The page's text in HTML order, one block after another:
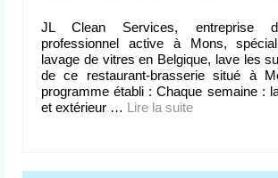
JL Clean Services, entreprise
professionnel active à Mons,
lavage de vitres en Belgique, lave les
de ce restaurant-brasserie situé à
programme établi : Chaque semaine :
et extérieur … Lire la suite­­